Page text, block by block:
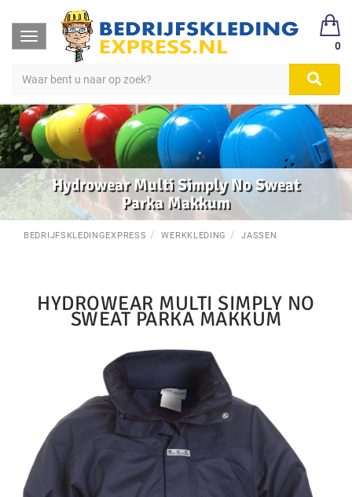
Toggle
navigation
0
Hydrowear Multi Simply No Sweat
Parka Makkum
BEDRIJFSKLEDINGEXPRESS WERKKLEDING JASSEN
HYDROWEAR MULTI SIMPLY NO
SWEAT PARKA MAKKUM